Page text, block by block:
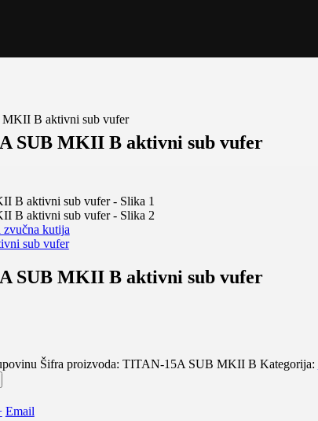
B aktivni sub vufer
SUB MKII B aktivni sub vufer
kutija
sub vufer
SUB MKII B aktivni sub vufer
Šifra proizvoda: TITAN-15A SUB MKII B Kategorija:
Email